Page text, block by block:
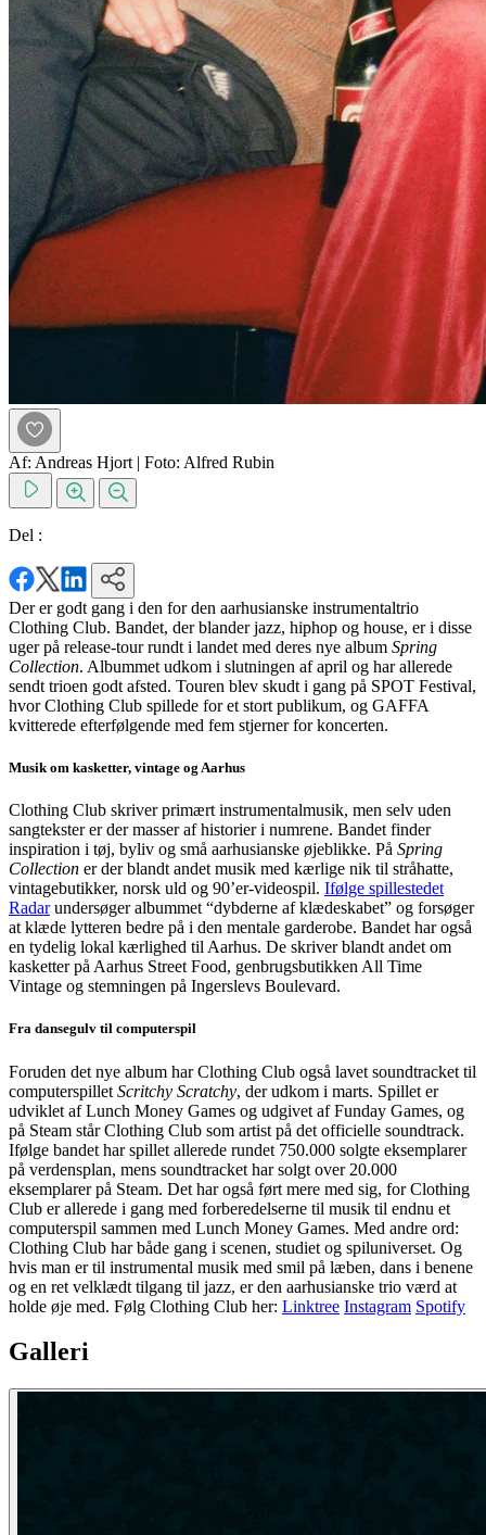
Af: Andreas Hjort | Foto: Alfred Rubin
Del :
Der er godt gang i den for den aarhusianske instrumentaltrio
Clothing Club. Bandet, der blander jazz, hiphop og house, er i disse
uger på release-tour rundt i landet med deres nye album Spring
Collection. Albummet udkom i slutningen af april og har allerede
sendt trioen godt afsted. Touren blev skudt i gang på SPOT Festival,
hvor Clothing Club spillede for et stort publikum, og GAFFA
kvitterede efterfølgende med fem stjerner for koncerten.
Musik om kasketter, vintage og Aarhus
Clothing Club skriver primært instrumentalmusik, men selv uden
sangtekster er der masser af historier i numrene. Bandet finder
inspiration i tøj, byliv og små aarhusianske øjeblikke. På Spring
Collection er der blandt andet musik med kærlige nik til stråhatte,
vintagebutikker, norsk uld og 90’er-videospil. Ifølge spillestedet
Radarundersøger albummet “dybderne af klædeskabet” og forsøger
at klæde lytteren bedre på i den mentale garderobe. Bandet har også
en tydelig lokal kærlighed til Aarhus. De skriver blandt andet om
kasketter på Aarhus Street Food, genbrugsbutikken All Time
Vintage og stemningen på Ingerslevs Boulevard.
Fra dansegulv til computerspil
Foruden det nye album har Clothing Club også lavet soundtracket til
computerspillet Scritchy Scratchy, der udkom i marts. Spillet er
udviklet af Lunch Money Games og udgivet af Funday Games, og
på Steam står Clothing Club som artist på det officielle soundtrack.
Ifølge bandet har spillet allerede rundet 750.000 solgte eksemplarer
på verdensplan, mens soundtracket har solgt over 20.000
eksemplarer på Steam. Det har også ført mere med sig, for Clothing
Club er allerede i gang med forberedelserne til musik til endnu et
computerspil sammen med Lunch Money Games. Med andre ord:
Clothing Club har både gang i scenen, studiet og spiluniverset. Og
hvis man er til instrumental musik med smil på læben, dans i benene
og en ret velklædt tilgang til jazz, er den aarhusianske trio værd at
holde øje med. Følg Clothing Club her: Linktree Instagram Spotify
Galleri